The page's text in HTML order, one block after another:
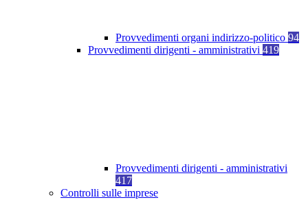
Provvedimenti organi indirizzo-politico 94
Provvedimenti dirigenti - amministrativi 419
Provvedimenti dirigenti - amministrativi
417
Controlli sulle imprese